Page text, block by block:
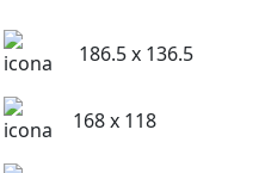
186.5 x 136.5
168 x 118